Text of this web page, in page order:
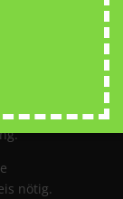
nötig.